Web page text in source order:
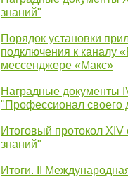
знаний"
Порядок установки
подключения к каналу
мессенджере «Макс»
Наградные документы
"Профессионал своего
Итоговый протокол
знаний"
Итоги. II